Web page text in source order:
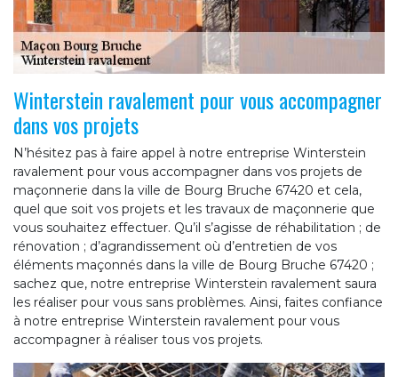
Winterstein ravalement pour vous accompagner
dans vos projets
N’hésitez pas à faire appel à notre entreprise Winterstein
ravalement pour vous accompagner dans vos projets de
maçonnerie dans la ville de Bourg Bruche 67420 et cela,
quel que soit vos projets et les travaux de maçonnerie que
vous souhaitez effectuer. Qu’il s’agisse de réhabilitation ; de
rénovation ; d’agrandissement où d’entretien de vos
éléments maçonnés dans la ville de Bourg Bruche 67420 ;
sachez que, notre entreprise Winterstein ravalement saura
les réaliser pour vous sans problèmes. Ainsi, faites confiance
à notre entreprise Winterstein ravalement pour vous
accompagner à réaliser tous vos projets.